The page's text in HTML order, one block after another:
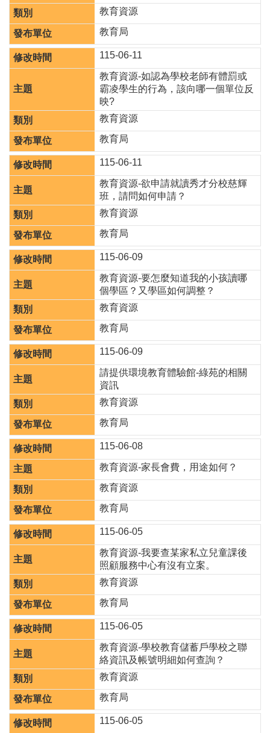
源
進
階
搜
尋
組
織
介
紹
訊
息
公
告
業
務
資
訊
便
民
服
務
公
務
專
區
人
事
徵
聘
學
校
專
區
機
通
訊
錄
政
府
資
訊
公
開
育
兒
教育資源
教育局
115-06-11
教育資源-如認為學校老師有體罰或
霸凌學生的行為，該向哪一個單位反
映?
教育資源
教育局
115-06-11
教育資源-欲申請就讀秀才分校慈輝
班，請問如何申請？
教育資源
教育局
115-06-09
教育資源-要怎麼知道我的小孩讀哪
個學區？又學區如何調整？
教育資源
教育局
115-06-09
請提供環境教育體驗館-綠苑的相關
資訊
教育資源
教育局
115-06-08
教育資源-家長會費，用途如何？
教育資源
教育局
115-06-05
教育資源-我要查某家私立兒童課後
照顧服務中心有沒有立案。
教育資源
教育局
115-06-05
教育資源-學校教育儲蓄戶學校之聯
絡資訊及帳號明細如何查詢？
教育資源
教育局
115-06-05